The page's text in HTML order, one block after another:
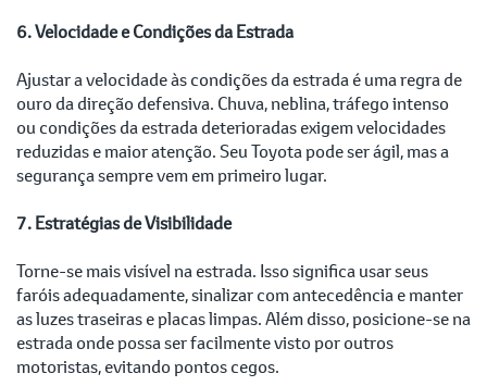
6. Velocidade e Condições da Estrada
Ajustar a velocidade às condições da estrada é uma regra de
ouro da direção defensiva. Chuva, neblina, tráfego intenso
ou condições da estrada deterioradas exigem velocidades
reduzidas e maior atenção. Seu Toyota pode ser ágil, mas a
segurança sempre vem em primeiro lugar.
7. Estratégias de Visibilidade
Torne-se mais visível na estrada. Isso significa usar seus
faróis adequadamente, sinalizar com antecedência e manter
as luzes traseiras e placas limpas. Além disso, posicione-se na
estrada onde possa ser facilmente visto por outros
motoristas, evitando pontos cegos.